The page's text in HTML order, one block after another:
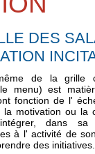
DES
de la grille
menu) est
fonction de l'
la motivation ou la
intégrer, dans
à l' activité de
des initiatives.